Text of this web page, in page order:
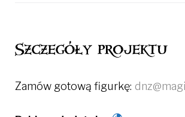
Szczegóły projektu
Zamów gotową figurkę: